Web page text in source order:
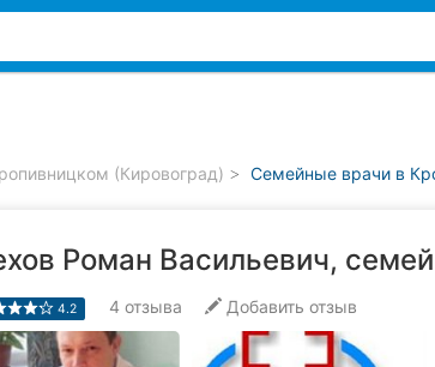
(Кировоград) Семейные врачи в
Роман Васильевич,
4.2 4 отзыва Добавить отзыв